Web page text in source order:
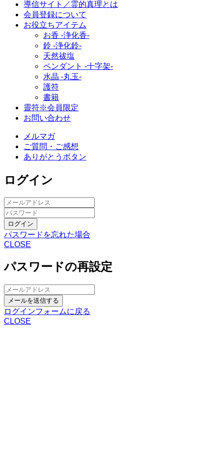
導信サイト／霊的真理とは
会員登録について
お役立ちアイテム
お香 ‐浄化香‐
鈴 ‐浄化鈴‐
天然祓塩
ペンダント -十字架-
水晶 -丸玉-
護符
書籍
靈符※会員限定
お問い合わせ
メルマガ
ご質問・ご感想
ありがとうボタン
ログイン
ログイン
パスワードを忘れた場合
CLOSE
パスワードの再設定
メールを送信する
ログインフォームに戻る
CLOSE